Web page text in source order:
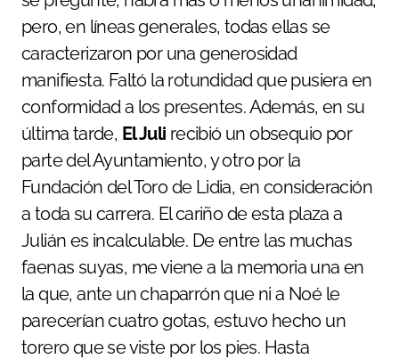
pero, en líneas generales, todas ellas se
caracterizaron por una generosidad
manifiesta. Faltó la rotundidad que pusiera en
conformidad a los presentes. Además, en su
última tarde, El Juli recibió un obsequio por
parte del Ayuntamiento, y otro por la
Fundación del Toro de Lidia, en consideración
a toda su carrera. El cariño de esta plaza a
Julián es incalculable. De entre las muchas
faenas suyas, me viene a la memoria una en
la que, ante un chaparrón que ni a Noé le
parecerían cuatro gotas, estuvo hecho un
torero que se viste por los pies. Hasta